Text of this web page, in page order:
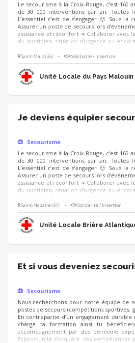
Le secourisme à la Croix-Rouge, c'est 160
de 30 000 interventions par an. Toutes
L’essentiel c’est de s’engager 🙂 Sous
Assurer un poste de secours lors
assistance et réconfort ➔ Collaborer avec
du quotidien, situation d'urgence ou
Saint-Malo (35) • Solidarité / Insertion
Unité Locale du Pays Malouin
Je deviens équipier
Secourisme
Le secourisme à la Croix-Rouge, c'est 160
de 30 000 interventions par an. Toutes
L’essentiel c’est de s’engager 🙂 Sous
Assurer un poste de secours lors
assistance et réconfort ➔ Collaborer avec
du quotidien, situation d'urgence ou
Saint-Nazaire (44) • Solidarité / Insertion
Unité Locale Brière
Et si vous deveniez
Secourisme
Nous recherchons pour notre équipe de
postes de secours (compétitions
En contrepartie d’un engagement
charge ta formation ainsi tu
accompagnement par des bénévole
l’opportunité d’acquérir des